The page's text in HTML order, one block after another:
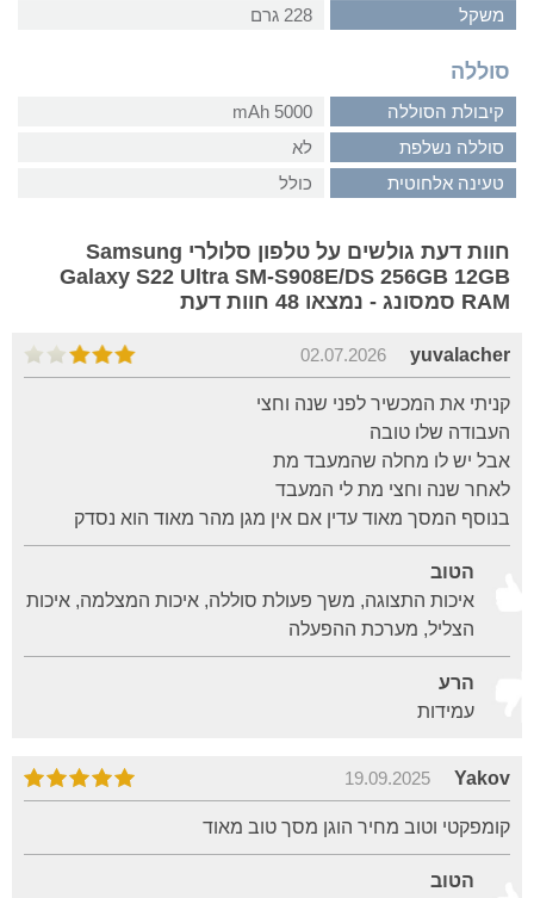
משקל
228 גרם
סוללה
קיבולת הסוללה
5000 mAh
סוללה נשלפת
לא
טעינה אלחוטית
כולל
חוות דעת גולשים על טלפון סלולרי Samsung
Galaxy S22 Ultra SM-S908E/DS 256GB 12GB
RAM סמסונג - נמצאו 48 חוות דעת
yuvalacher
02.07.2026
קניתי את המכשיר לפני שנה וחצי
העבודה שלו טובה
אבל יש לו מחלה שהמעבד מת
לאחר שנה וחצי מת לי המעבד
בנוסף המסך מאוד עדין אם אין מגן מהר מאוד הוא נסדק
הטוב
איכות התצוגה, משך פעולת סוללה, איכות המצלמה, איכות
הצליל, מערכת ההפעלה
הרע
עמידות
Yakov
19.09.2025
קומפקטי וטוב מחיר הוגן מסך טוב מאוד
הטוב